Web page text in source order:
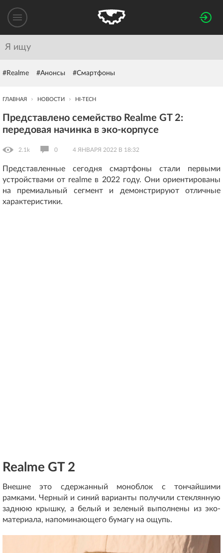
#Realme #Анонсы #Смартфоны
ГЛАВНАЯ НОВОСТИ HI-TECH
Представлено семейство Realme GT 2:
передовая начинка в эко-корпусе
2.1k 0 4 ЯНВАРЯ 2022 В 18:32
Представленные сегодня смартфоны стали первыми
устройствами от realme в 2022 году. Они ориентированы
на премиальный сегмент и демонстрируют отличные
характеристики.
Realme GT 2
Внешне это сдержанный моноблок с тончайшими
рамками. Черный и синий варианты получили стеклянную
заднюю крышку, а белый и зеленый выполнены из эко-
материала, напоминающего бумагу на ощупь.